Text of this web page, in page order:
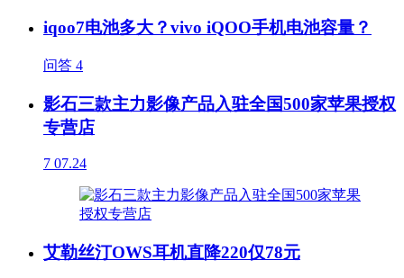
iqoo7电池多大？vivo iQOO手机电池容量？
问答 4
影石三款主力影像产品入驻全国500家苹果授权
专营店
7 07.24
艾勒丝汀OWS耳机直降220仅78元